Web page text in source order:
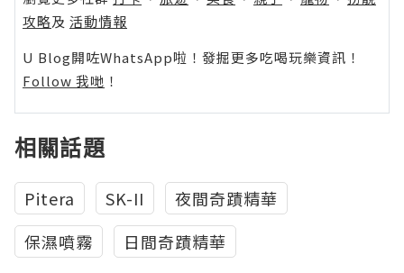
攻略及 活動情報
U Blog開咗WhatsApp啦！發掘更多吃喝玩樂資訊！
Follow 我哋 ！
相關話題
Pitera SK-II
夜間奇蹟精華
保濕噴霧
日間奇蹟精華